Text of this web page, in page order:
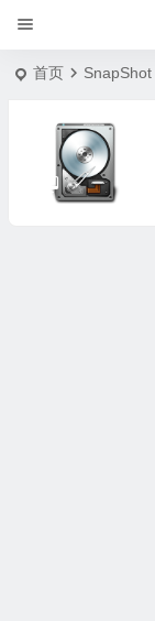
首页 SnapShot